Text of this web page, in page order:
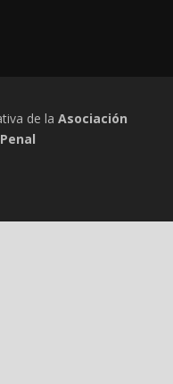
de la Asociación